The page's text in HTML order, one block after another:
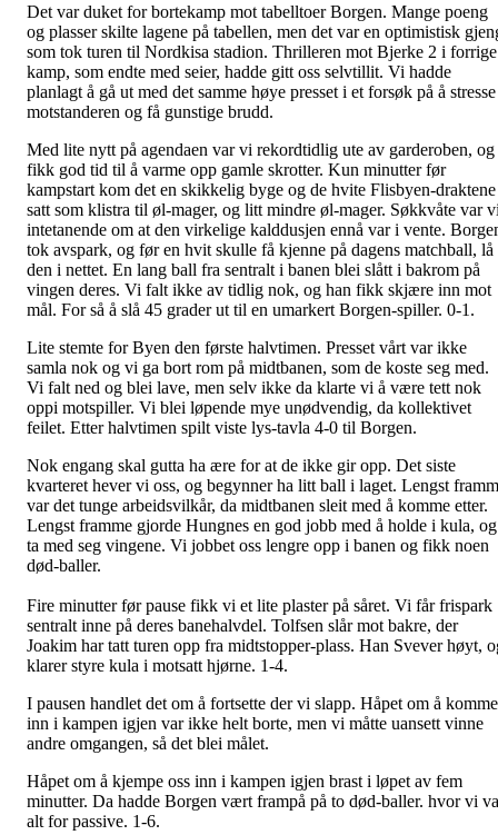
Det var duket for bortekamp mot tabelltoer Borgen. Mange poeng
og plasser skilte lagene på tabellen, men det var en optimistisk
som tok turen til Nordkisa stadion. Thrilleren mot Bjerke 2 i forrige
kamp, som endte med seier, hadde gitt oss selvtillit. Vi hadde
planlagt å gå ut med det samme høye presset i et forsøk på å stresse
motstanderen og få gunstige brudd.
Med lite nytt på agendaen var vi rekordtidlig ute av garderoben, og
fikk god tid til å varme opp gamle skrotter. Kun minutter før
kampstart kom det en skikkelig byge og de hvite Flisbyen-draktene
satt som klistra til øl-mager, og litt mindre øl-mager. Søkkvåte var
intetanende om at den virkelige kalddusjen ennå var i vente.
tok avspark, og før en hvit skulle få kjenne på dagens matchball, lå
den i nettet. En lang ball fra sentralt i banen blei slått i bakrom på
vingen deres. Vi falt ikke av tidlig nok, og han fikk skjære inn mot
mål. For så å slå 45 grader ut til en umarkert Borgen-spiller. 0-1.
Lite stemte for Byen den første halvtimen. Presset vårt var ikke
samla nok og vi ga bort rom på midtbanen, som de koste seg med.
Vi falt ned og blei lave, men selv ikke da klarte vi å være tett nok
oppi motspiller. Vi blei løpende mye unødvendig, da kollektivet
feilet. Etter halvtimen spilt viste lys-tavla 4-0 til Borgen.
Nok engang skal gutta ha ære for at de ikke gir opp. Det siste
kvarteret hever vi oss, og begynner ha litt ball i laget. Lengst
var det tunge arbeidsvilkår, da midtbanen sleit med å komme etter.
Lengst framme gjorde Hungnes en god jobb med å holde i kula, og
ta med seg vingene. Vi jobbet oss lengre opp i banen og fikk noen
død-baller.
Fire minutter før pause fikk vi et lite plaster på såret. Vi får frispark
sentralt inne på deres banehalvdel. Tolfsen slår mot bakre, der
Joakim har tatt turen opp fra midtstopper-plass. Han Svever høyt,
klarer styre kula i motsatt hjørne. 1-4.
I pausen handlet det om å fortsette der vi slapp. Håpet om å komme
inn i kampen igjen var ikke helt borte, men vi måtte uansett vinne
andre omgangen, så det blei målet.
Håpet om å kjempe oss inn i kampen igjen brast i løpet av fem
minutter. Da hadde Borgen vært frampå på to død-baller. hvor vi
alt for passive. 1-6.